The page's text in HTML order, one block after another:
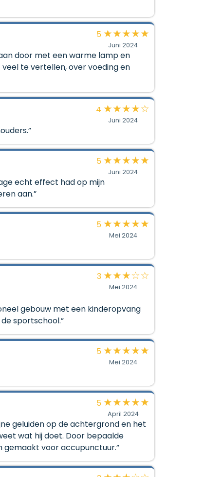
5 ★★★★★
Juni 2024
door met een warme lamp en
te vertellen, over voeding en
4 ★★★★☆
Juni 2024
5 ★★★★★
Juni 2024
echt effect had op mijn
aan.”
5 ★★★★★
Mei 2024
3 ★★★☆☆
Mei 2024
gebouw met een kinderopvang
sportschool.”
5 ★★★★★
Mei 2024
5 ★★★★★
April 2024
geluiden op de achtergrond en het
wat hij doet. Door bepaalde
voor accupunctuur.”